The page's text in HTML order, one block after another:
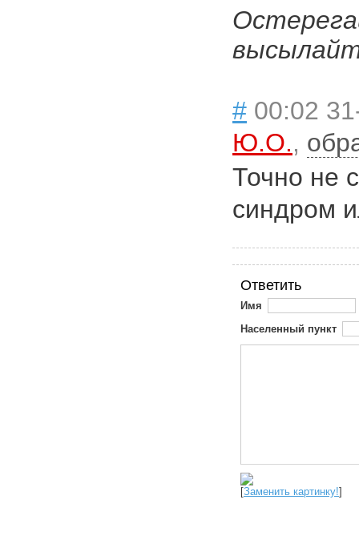
# 00:02
Ю.О.,
Точно не
синдром
Ответить
Имя
Населенный пункт
[Заменить картинку!]